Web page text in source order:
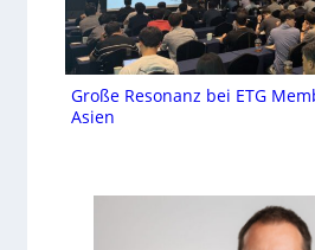
Große Resonanz bei ETG
Asien